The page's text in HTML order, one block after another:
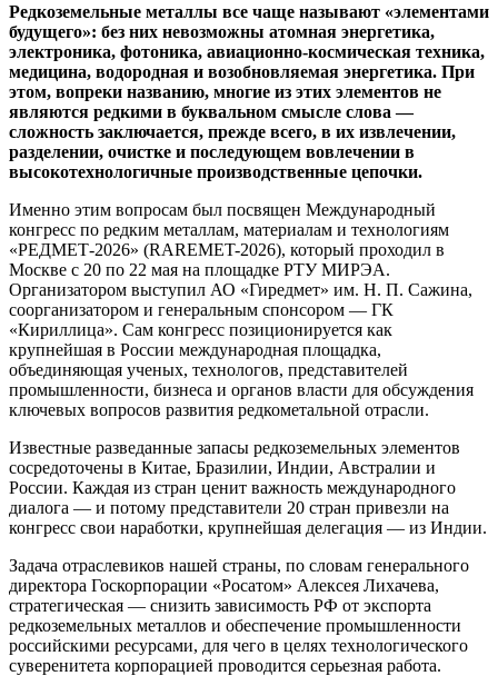
Редкоземельные металлы все чаще называют «элементами
будущего»: без них невозможны атомная энергетика,
электроника, фотоника, авиационно-космическая техника,
медицина, водородная и возобновляемая энергетика. При
этом, вопреки названию, многие из этих элементов не
являются редкими в буквальном смысле слова —
сложность заключается, прежде всего, в их извлечении,
разделении, очистке и последующем вовлечении в
высокотехнологичные производственные цепочки.
Именно этим вопросам был посвящен Международный
конгресс по редким металлам, материалам и технологиям
«РЕДМЕТ-2026» (RAREMET-2026), который проходил в
Москве с 20 по 22 мая на площадке РТУ МИРЭА.
Организатором выступил АО «Гиредмет» им. Н. П. Сажина,
соорганизатором и генеральным спонсором — ГК
«Кириллица». Сам конгресс позиционируется как
крупнейшая в России международная площадка,
объединяющая ученых, технологов, представителей
промышленности, бизнеса и органов власти для обсуждения
ключевых вопросов развития редкометальной отрасли.
Известные разведанные запасы редкоземельных элементов
сосредоточены в Китае, Бразилии, Индии, Австралии и
России. Каждая из стран ценит важность международного
диалога — и потому представители 20 стран привезли на
конгресс свои наработки, крупнейшая делегация — из Индии.
Задача отраслевиков нашей страны, по словам генерального
директора Госкорпорации «Росатом» Алексея Лихачева,
стратегическая — снизить зависимость РФ от экспорта
редкоземельных металлов и обеспечение промышленности
российскими ресурсами, для чего в целях технологического
суверенитета корпорацией проводится серьезная работа.